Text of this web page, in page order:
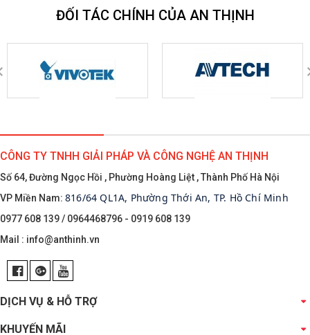
ĐỐI TÁC CHÍNH CỦA AN THỊNH
CÔNG TY TNHH GIẢI PHÁP VÀ CÔNG NGHỆ AN THỊNH
Số 64, Đường Ngọc Hồi , Phường Hoàng Liệt , Thành Phố Hà Nội
VP Miền Nam: 816/64 QL1A, Phường Thới An, TP. Hồ Chí Minh
0977 608 139 / 0964468796 - 0919 608 139
Mail : info@anthinh.vn
DỊCH VỤ & HỖ TRỢ
KHUYẾN MÃI